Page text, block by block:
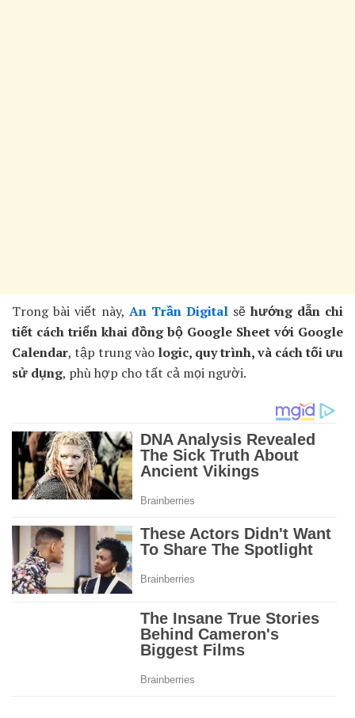
Trong bài viết này, An Trần Digital sẽ hướng dẫn chi
tiết cách triển khai đồng bộ Google Sheet với Google
Calendar, tập trung vào logic, quy trình, và cách tối ưu
sử dụng, phù hợp cho tất cả mọi người.